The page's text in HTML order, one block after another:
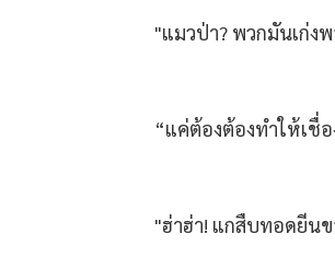
"แมวป่า? พวกมันเก่ง
“แค่ต้องต้องทำให้เชื่อ
"ฮ่าฮ่า! แกสืบทอดยีน